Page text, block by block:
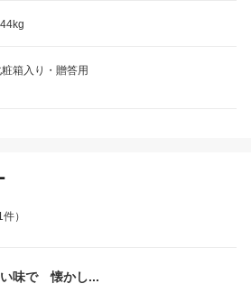
箱入り・贈答用
件）
い味で 懐かし